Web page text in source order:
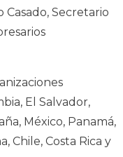
Secretario
El Salvador,
México, Panamá,
Chile, Costa Rica y